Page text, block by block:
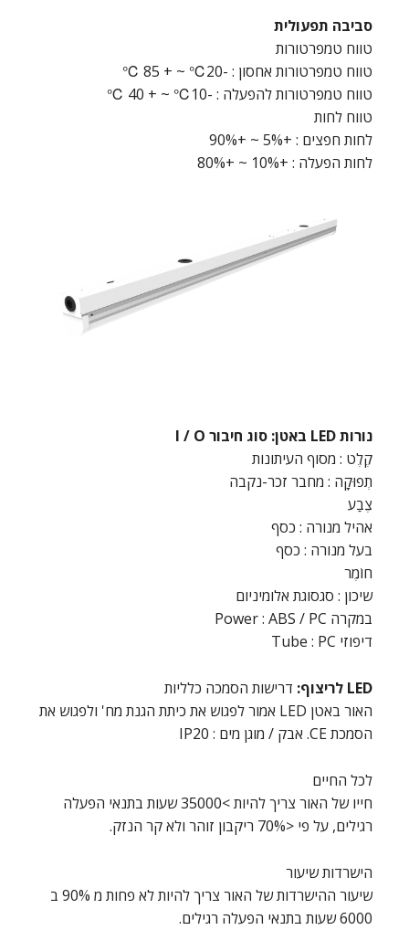
סביבה תפעולית
טווח טמפרטורות
טווח טמפרטורות אחסון : -20℃ ~ + 85 ℃
טווח טמפרטורות להפעלה : -10℃ ~ + 40 ℃
טווח לחות
לחות חפצים : +5% ~ +90%
לחות הפעלה : +10% ~ +80%
נורות LED באטן: סוג חיבור I / O
קֶלֶט : מסוף העיתונות
תְפוּקָה : מחבר זכר-נקבה
צֶבַע
אהיל מנורה : כסף
בעל מנורה : כסף
חוֹמֶר
שיכון : סגסוגת אלומיניום
במקרה Power : ABS / PC
דיפוזי Tube : PC
LED לריצוף:
דרישות הסמכה כלליות
האור באטן LED אמור לפגוש את כיתת הגנת מח' ולפגוש את
הסמכת CE. אבק / מוגן מים : IP20
לכל החיים
חייו של האור צריך להיות >35000 שעות בתנאי הפעלה
רגילים, על פי <70% ריקבון זוהר ולא קר הנזק.
הישרדות שיעור
שיעור ההישרדות של האור צריך להיות לא פחות מ 90% ב
6000 שעות בתנאי הפעלה רגילים.